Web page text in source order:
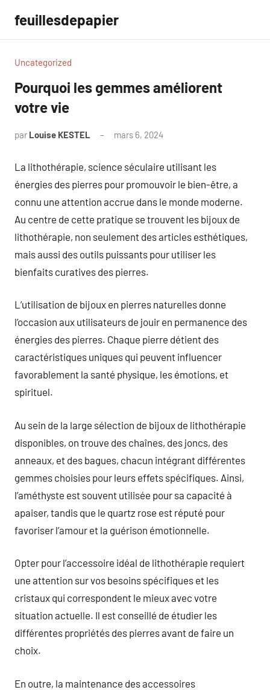
contenu
feuillesdepapier
Uncategorized
Pourquoi les gemmes améliorent
votre vie
par Louise KESTEL mars 6, 2024
La lithothérapie, science séculaire utilisant les
énergies des pierres pour promouvoir le bien-être, a
connu une attention accrue dans le monde moderne.
Au centre de cette pratique se trouvent les bijoux de
lithothérapie, non seulement des articles esthétiques,
mais aussi des outils puissants pour utiliser les
bienfaits curatives des pierres.
L’utilisation de bijoux en pierres naturelles donne
l’occasion aux utilisateurs de jouir en permanence des
énergies des pierres. Chaque pierre détient des
caractéristiques uniques qui peuvent influencer
favorablement la santé physique, les émotions, et
spirituel.
Au sein de la large sélection de bijoux de lithothérapie
disponibles, on trouve des chaînes, des joncs, des
anneaux, et des bagues, chacun intégrant différentes
gemmes choisies pour leurs effets spécifiques. Ainsi,
l’améthyste est souvent utilisée pour sa capacité à
apaiser, tandis que le quartz rose est réputé pour
favoriser l’amour et la guérison émotionnelle.
Opter pour l’accessoire idéal de lithothérapie requiert
une attention sur vos besoins spécifiques et les
cristaux qui correspondent le mieux avec votre
situation actuelle. Il est conseillé de étudier les
différentes propriétés des pierres avant de faire un
choix.
En outre, la maintenance des accessoires